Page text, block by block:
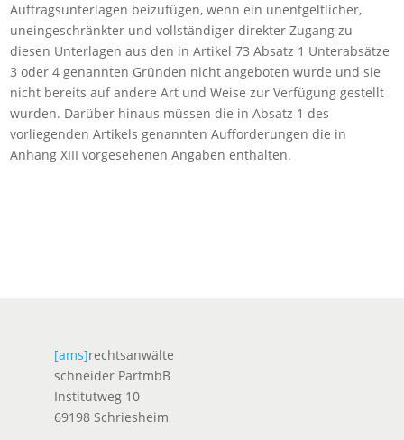
Auftragsunterlagen beizufügen, wenn ein unentgeltlicher,
uneingeschränkter und vollständiger direkter Zugang zu
diesen Unterlagen aus den in Artikel 73 Absatz 1 Unterabsätze
3 oder 4 genannten Gründen nicht angeboten wurde und sie
nicht bereits auf andere Art und Weise zur Verfügung gestellt
wurden. Darüber hinaus müssen die in Absatz 1 des
vorliegenden Artikels genannten Aufforderungen die in
Anhang XIII vorgesehenen Angaben enthalten.
[ams]rechtsanwälte
schneider PartmbB
Institutweg 10
69198 Schriesheim